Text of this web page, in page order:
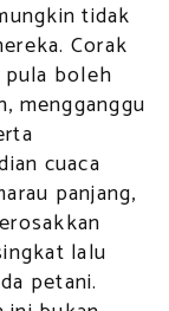
tidak
Corak
boleh
mengganggu
cuaca
panjang,
lalu
petani.